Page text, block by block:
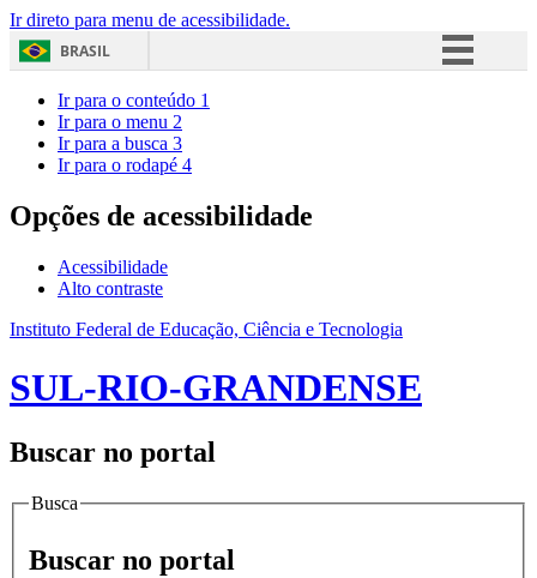
Ir direto para menu de acessibilidade.
BRASIL
Acesso à informação
Ir para o conteúdo 1
Ir para o menu 2
Ir para a busca 3
Ir para o rodapé 4
Opções de acessibilidade
Acessibilidade
Alto contraste
Instituto Federal de Educação, Ciência e Tecnologia
SUL-RIO-GRANDENSE
Buscar no portal
Busca
Buscar no portal